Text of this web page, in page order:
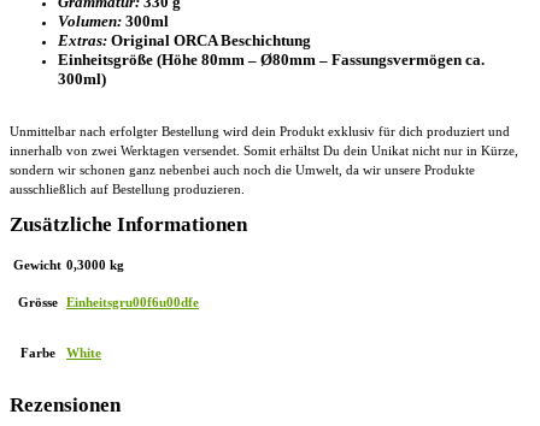
Volumen: 300ml
Extras: Original ORCA Beschichtung
Einheitsgröße (Höhe 80mm – Ø80mm – Fassungsvermögen ca.
300ml)
Unmittelbar nach erfolgter Bestellung wird dein Produkt exklusiv für dich produziert und
innerhalb von zwei Werktagen versendet. Somit erhältst Du dein Unikat nicht nur in Kürze,
sondern wir schonen ganz nebenbei auch noch die Umwelt, da wir unsere Produkte
ausschließlich auf Bestellung produzieren.
Zusätzliche Informationen
Gewicht 0,3000 kg
Grösse Einheitsgru00f6u00dfe
Farbe White
Rezensionen